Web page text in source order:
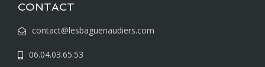
CONTACT
contact@lesbaguenaudiers.com
06.04.03.65.53